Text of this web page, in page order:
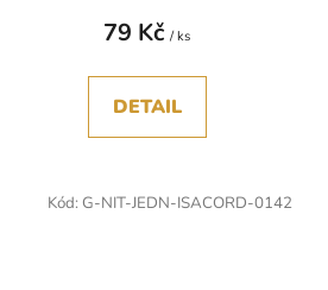
79 Kč/ ks
DETAIL
Kód: G-NIT-JEDN-ISACORD-0142